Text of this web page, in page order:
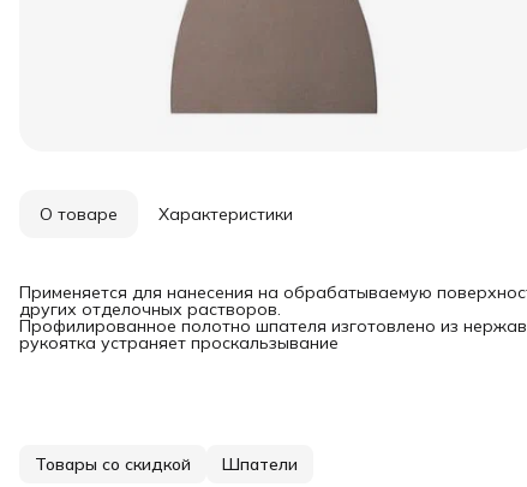
О товаре Характеристики
Применяется для нанесения на обрабатываемую
других отделочных растворов.
Профилированное полотно шпателя изготовлено из
рукоятка устраняет проскальзывание
Товары со скидкой Шпатели